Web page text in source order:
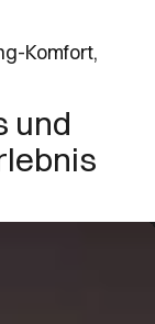
Komfort,
und